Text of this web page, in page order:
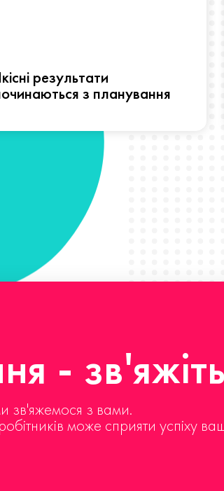
результати
з планування
-
зв'яжемося з вами.
може сприяти успіху